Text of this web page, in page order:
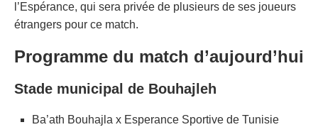
l’Espérance, qui sera privée de plusieurs de ses joueurs
étrangers pour ce match.
Programme du match d’aujourd’hui
Stade municipal de Bouhajleh
Ba’ath Bouhajla x Esperance Sportive de Tunisie